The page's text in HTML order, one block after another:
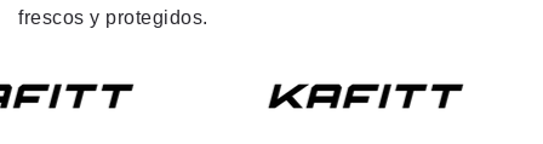
ó
:
frescos y protegidos.